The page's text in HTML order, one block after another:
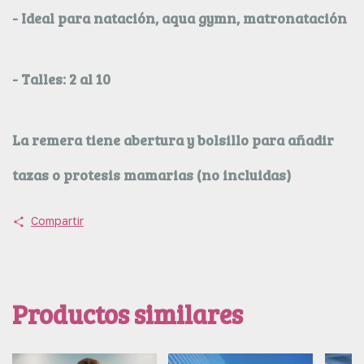
- Ideal para natación, aqua gymn, matronatación
- Talles: 2 al 10
La remera tiene abertura y bolsillo para añadir
tazas o protesis mamarias (no incluidas)
Compartir
Productos similares